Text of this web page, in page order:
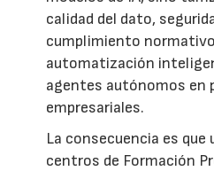
calidad del dato,
cumplimiento
automatización
agentes autónomos en
empresariales.
La consecuencia es que
centros de Formación